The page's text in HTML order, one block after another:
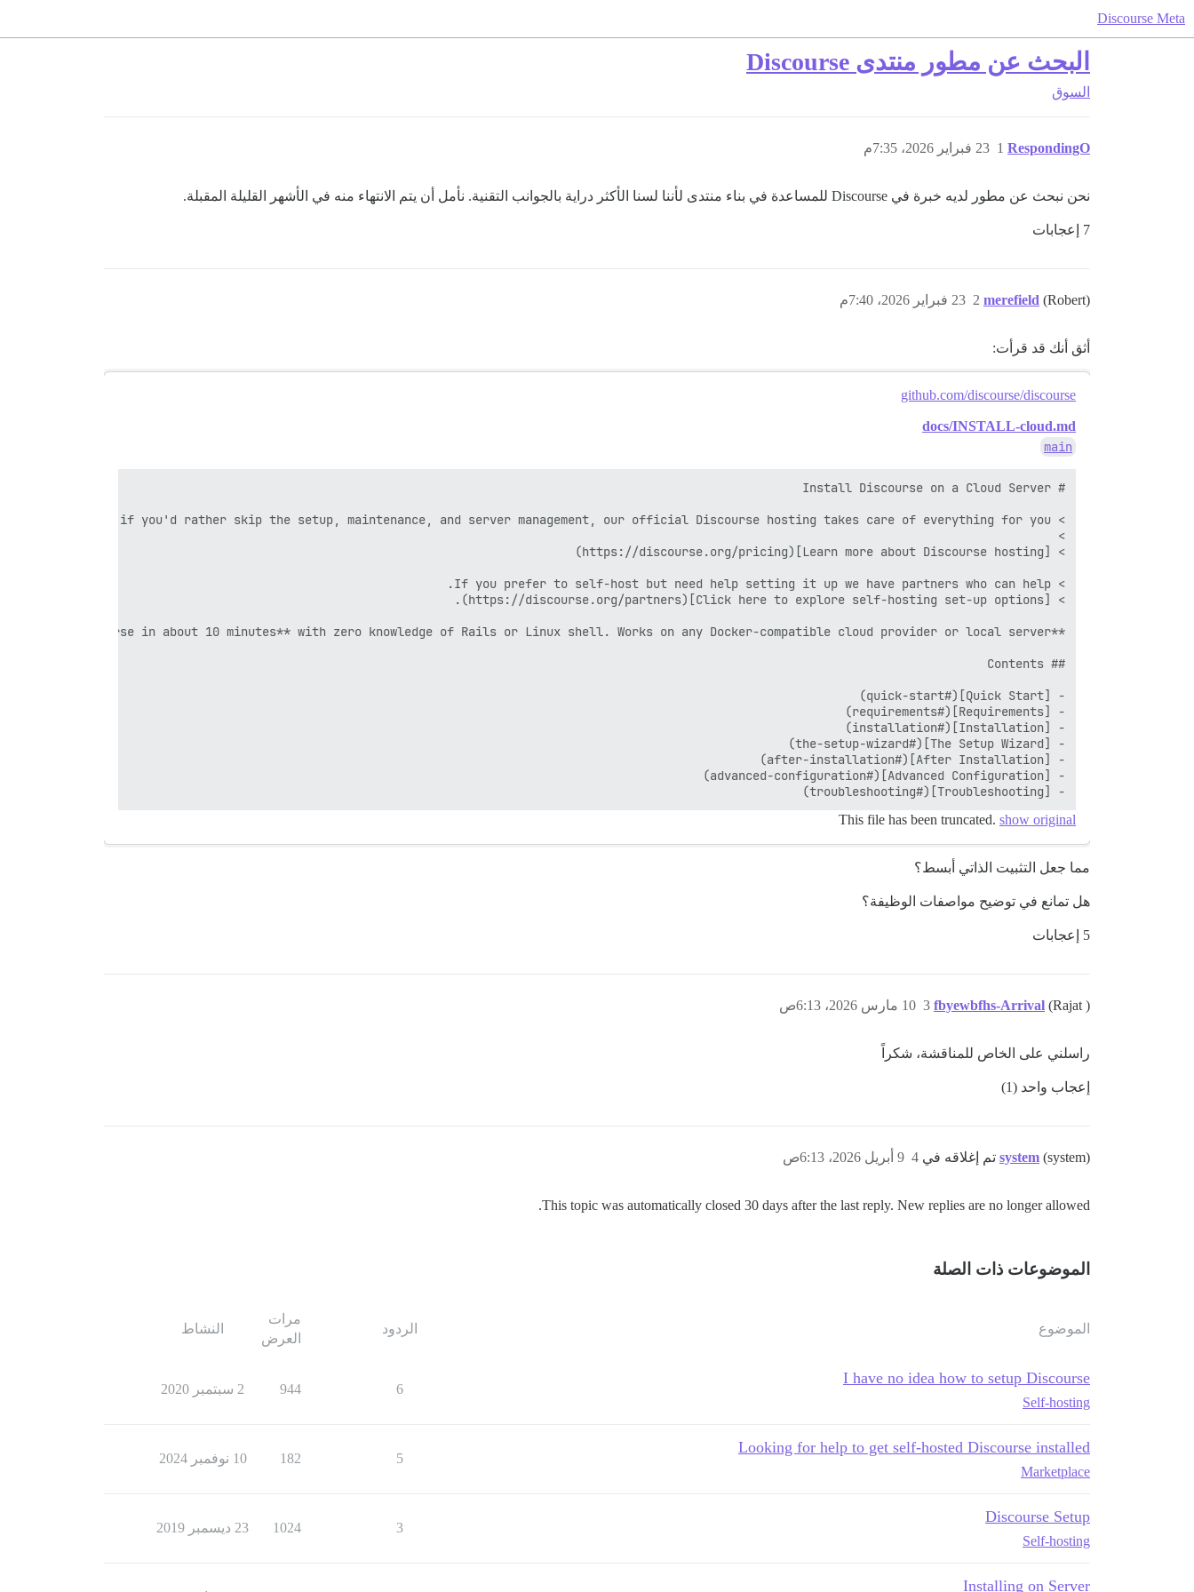
Discourse Meta
البحث عن مطور منتدى Discourse
السوق
RespondingO 23 فبراير 2026، 7:35م 1
نحن نبحث عن مطور لديه خبرة في Discourse للمساعدة في بناء منتدى لأننا لسنا الأكثر دراية بالجوانب التقنية. نأمل أن يتم الانتهاء منه في الأشهر القليلة المقبلة.
7 إعجابات
merefield (Robert) 23 فبراير 2026، 7:40م 2
أثق أنك قد قرأت:
github.com/discourse/discourse
docs/INSTALL-cloud.md
main
- [Troubleshooting](#troubleshooting)
This file has been truncated. show original
مما جعل التثبيت الذاتي أبسط؟
هل تمانع في توضيح مواصفات الوظيفة؟
5 إعجابات
fbyewbfhs-Arrival (Rajat ) 10 مارس 2026، 6:13ص 3
راسلني على الخاص للمناقشة، شكراً
إعجاب واحد (1)
system (system) تم إغلاقه في 9 أبريل 2026، 6:13ص 4
This topic was automatically closed 30 days after the last reply. New replies are no longer allowed.
الموضوعات ذات الصلة
الموضوع الردود
مرات
العرض
النشاط
I have no idea how to setup Discourse
Self-hosting
6
944 2 سبتمبر 2020
Looking for help to get self-hosted Discourse installed
Marketplace
5
182 10 نوفمبر 2024
Discourse Setup
Self-hosting
3
1024 23 ديسمبر 2019
Installing on Server